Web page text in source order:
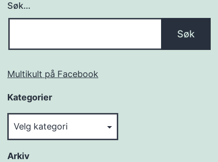
Søk…
Multikult på Facebook
Kategorier
Arkiv